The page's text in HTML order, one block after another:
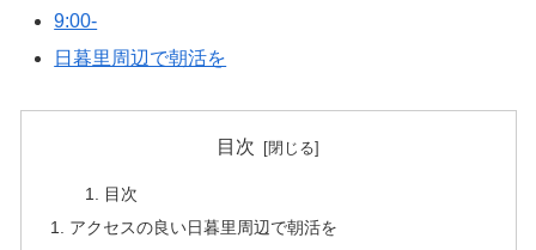
9:00-
日暮里周辺で朝活を
目次
目次
アクセスの良い日暮里周辺で朝活を